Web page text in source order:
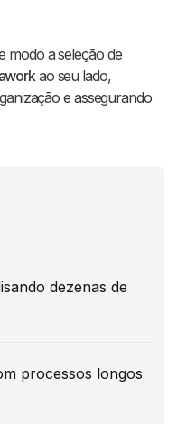
modo a seleção de
ao seu lado,
e assegurando
dezenas de
processos longos